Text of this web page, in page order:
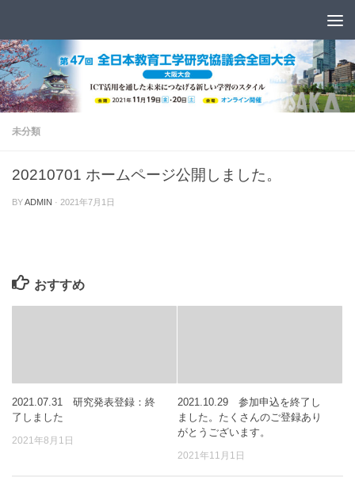
未分類
20210701 ホームページ公開しました。
BYADMIN · 2021年7月1日
おすすめ
2021.07.31 研究発表登録：終
了しました
2021年8月1日
2021.10.29 参加申込を終了し
ました。たくさんのご登録あり
がとうございます。
2021年11月1日